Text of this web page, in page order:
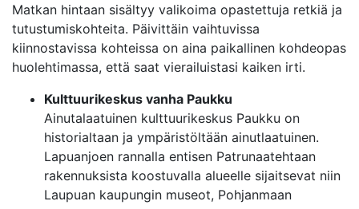
Matkan hintaan sisältyy valikoima opastettuja retkiä ja
tutustumiskohteita. Päivittäin vaihtuvissa
kiinnostavissa kohteissa on aina paikallinen kohdeopas
huolehtimassa, että saat vierailuistasi kaiken irti.
Kulttuurikeskus vanha Paukku
Ainutalaatuinen kulttuurikeskus Paukku on
historialtaan ja ympäristöltään ainutlaatuinen.
Lapuanjoen rannalla entisen Patrunaatehtaan
rakennuksista koostuvalla alueelle sijaitsevat niin
Laupuan kaupungin museot, Pohjanmaan